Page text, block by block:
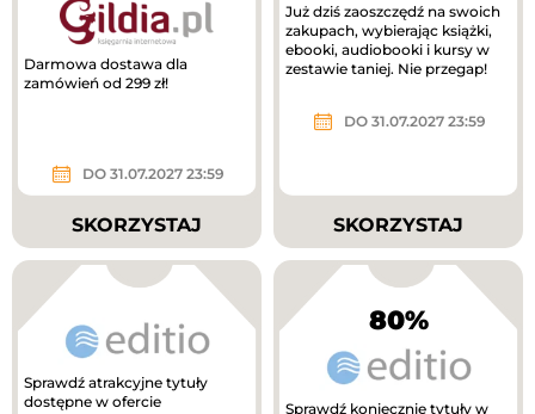
Darmowa dostawa dla
zamówień od 299 zł!
DO 31.07.2027 23:59
SKORZYSTAJ
Już dziś zaoszczędź na swoich
zakupach, wybierając książki,
ebooki, audiobooki i kursy w
zestawie taniej. Nie przegap!
DO 31.07.2027 23:59
SKORZYSTAJ
Sprawdź atrakcyjne tytuły
dostępne w ofercie
80%
Sprawdź koniecznie tytuły w